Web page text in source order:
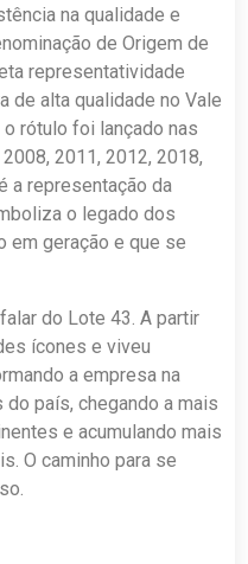
na qualidade e
de Origem de
representatividade
de alta qualidade no Vale
rótulo foi lançado nas
2011, 2012, 2018,
a representação da
o legado dos
em geração e que se
do Lote 43. A partir
ícones e viveu
a empresa na
país, chegando a mais
e acumulando mais
O caminho para se